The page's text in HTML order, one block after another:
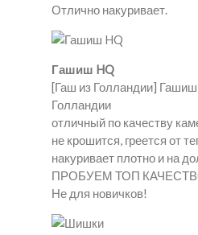
Отлично накуривает.
Гашиш HQ
[Гаш из Голландии]
Голландии
отличный по качеству
не крошится, греется от
накуривает плотно и на
ПРОБУЕМ ТОП
Не для новичков!